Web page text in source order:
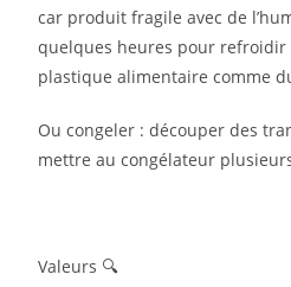
car produit fragile avec de
quelques heures pour refroidir
plastique alimentaire comme
Ou congeler : découper des
mettre au congélateur
Valeurs 🔍